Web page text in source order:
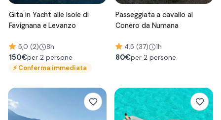
Gita in Yacht alle Isole di
Favignana e Levanzo
5,0 (2) 8h
150€per 2 persone
⚡Conferma immediata
Passeggiata a cavallo al
Conero da Numana
4,5 (37) 1h
80€per 2 persone